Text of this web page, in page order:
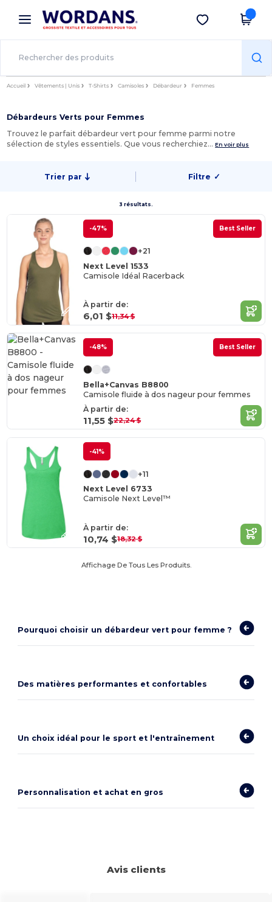
× Appli Wordans
Meilleurs prix sur l’app !
Obtenir l'appli
Accueil Vêtements | Unis T-Shirts Camisoles Débardeur Femmes
Débardeurs Verts pour Femmes
Trouvez le parfait débardeur vert pour femme parmi notre
sélection de styles essentiels. Que vous recherchiez…En voir plus
Trier par Filtre ✓
3 résultats.
-47% Best Seller
+21
Next Level 1533
Camisole Idéal Racerback
À partir de:
6,01 $11,34 $
-48% Best Seller
Bella+Canvas B8800
Camisole fluide à dos nageur pour femmes
À partir de:
11,55 $22,24 $
-41%
+11
Next Level 6733
Camisole Next Level™
À partir de:
10,74 $18,32 $
Affichage De Tous Les Produits.
Pourquoi choisir un débardeur vert pour femme ?
Des matières performantes et confortables
Un choix idéal pour le sport et l'entraînement
Personnalisation et achat en gros
Avis clients